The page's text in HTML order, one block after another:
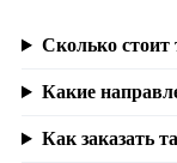
Сколько
Какие
Как заказать